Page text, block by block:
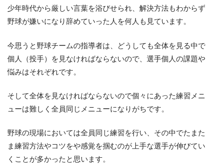
少年時代から厳しい言葉を浴びせられ、解決方法もわからず
野球が嫌いになり辞めていった人を何人も見ています。
今思うと野球チームの指導者は、どうしても全体を見る中で
個人（投手）を見なければならないので、選手個人の課題や
悩みはそれぞれです。
そして全体を見なければならないので個々にあった練習メニ
ューは難しく全員同じメニューになりがちです。
野球の現場においては全員同じ練習を行い、その中でたまた
ま練習方法やコツをや感覚を掴むのが上手な選手が伸びてい
くことが多かったと思います。